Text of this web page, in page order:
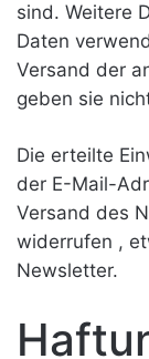
sind. Weitere
Daten
Versand der
geben sie
Die erteilte
der E-Mail-
Versand des
widerrufen ,
Newsletter.